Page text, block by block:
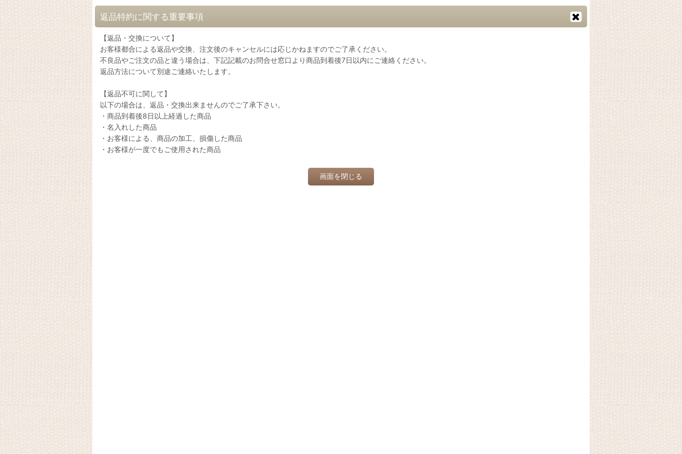
返品特約に関する重要事項
【返品・交換について】
お客様都合による返品や交換、注文後のキャンセルには応じかねますのでご了承ください。
不良品やご注文の品と違う場合は、下記記載のお問合せ窓口より商品到着後7日以内にご連絡ください。
返品方法について別途ご連絡いたします。
【返品不可に関して】
以下の場合は、返品・交換出来ませんのでご了承下さい。
・商品到着後8日以上経過した商品
・名入れした商品
・お客様による、商品の加工、損傷した商品
・お客様が一度でもご使用された商品
画面を閉じる